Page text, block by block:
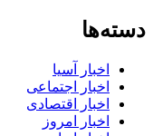
دسته‌ها
اخبار آسیا
اخبار اجتماعی
اخبار اقتصادی
اخبار امروز